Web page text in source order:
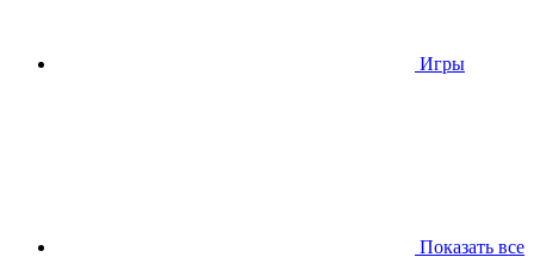
Игры
Показать все